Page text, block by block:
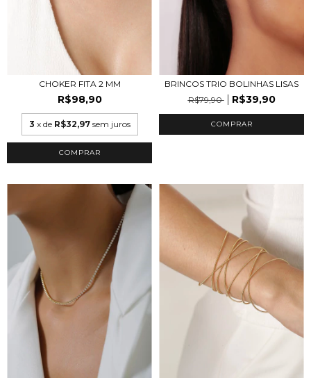
CHOKER FITA 2 MM
R$98,90
3 x de R$32,97 sem juros
COMPRAR
BRINCOS TRIO BOLINHAS LISAS
R$79,90
R$39,90
COMPRAR